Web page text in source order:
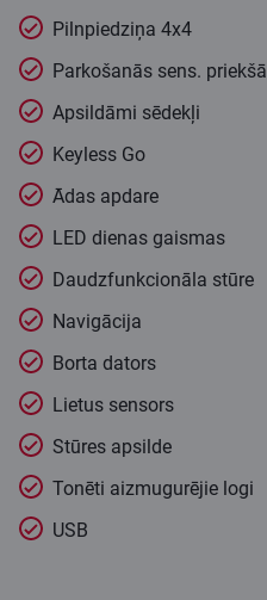
Pilnpiedziņa 4x4
Parkošanās sens. priekšā
Apsildāmi sēdekļi
Keyless Go
Ādas apdare
LED dienas gaismas
Daudzfunkcionāla stūre
Navigācija
Borta dators
Lietus sensors
Stūres apsilde
Tonēti aizmugurējie logi
USB